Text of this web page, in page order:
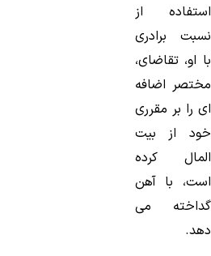
استفاده از
نسبت برادری
با او، تقاضای،
مختصر اضافه
ای را بر مقرری
خود از بیت
المال كرده
است، با آهن
گداخته می
دهد.